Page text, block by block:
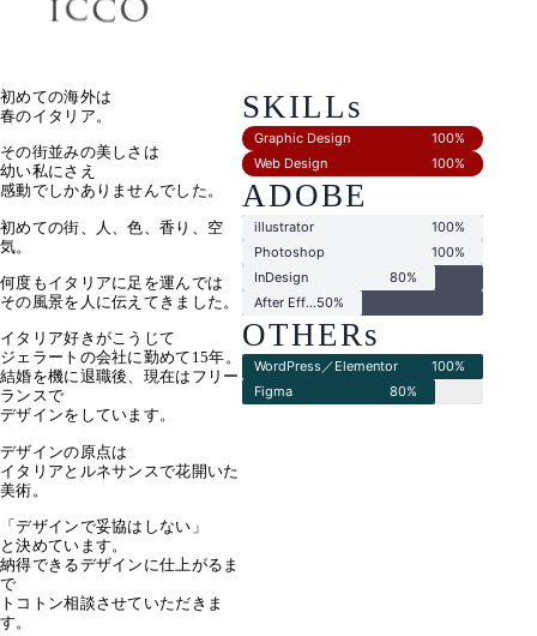
初めての海外は
春のイタリア。
その街並みの美しさは
幼い私にさえ
感動でしかありませんでした。
初めての街、人、色、香り、空
気。
何度もイタリアに足を運んでは
その風景を人に伝えてきました。
イタリア好きがこうじて
ジェラートの会社に勤めて15年。
結婚を機に退職後、現在はフリー
ランスで
デザインをしています。
デザインの原点は
イタリアとルネサンスで花開いた
美術。
「デザインで妥協はしない」
と決めています。
納得できるデザインに仕上がるま
で
トコトン相談させていただきま
す。
SKILLs
Graphic Design
100%
Web Design
100%
ADOBE
illustrator
100%
Photoshop
100%
InDesign
80%
After Effects50%
OTHERs
WordPress／Elementor
100%
Figma
80%